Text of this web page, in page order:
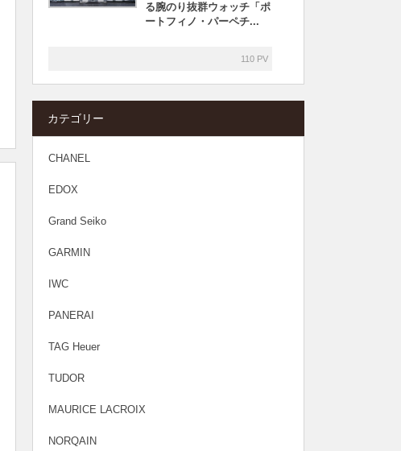
る腕のり抜群ウォッチ「ポ
ートフィノ・パーペチ...
110 PV
カテゴリー
CHANEL
EDOX
Grand Seiko
GARMIN
IWC
PANERAI
TAG Heuer
TUDOR
MAURICE LACROIX
NORQAIN